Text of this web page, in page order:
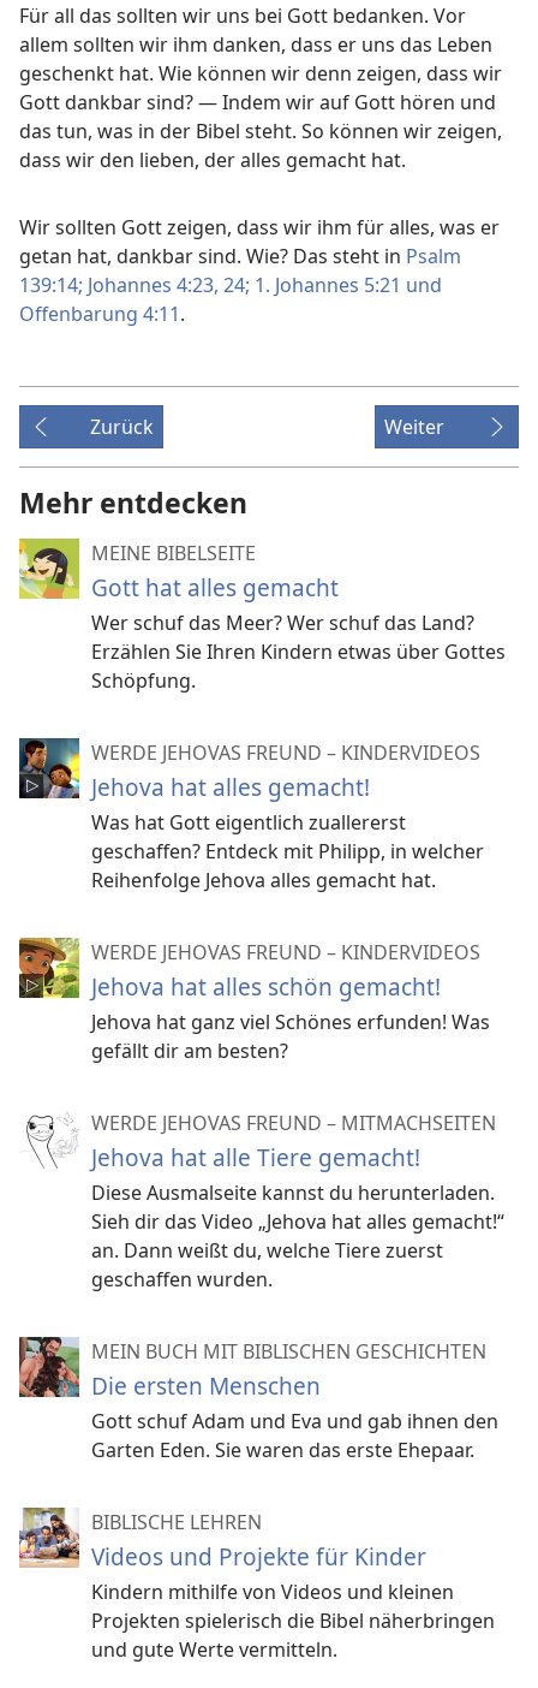
Für all das sollten wir uns bei Gott bedanken. Vor
allem sollten wir ihm danken, dass er uns das Leben
geschenkt hat. Wie können wir denn zeigen, dass wir
Gott dankbar sind? — Indem wir auf Gott hören und
das tun, was in der Bibel steht. So können wir zeigen,
dass wir den lieben, der alles gemacht hat.
Wir sollten Gott zeigen, dass wir ihm für alles, was er
getan hat, dankbar sind. Wie? Das steht in Psalm
139:14; Johannes 4:23, 24; 1. Johannes 5:21 und
Offenbarung 4:11.
Zurück Weiter
Mehr entdecken
MEINE BIBELSEITE
Gott hat alles gemacht
Wer schuf das Meer? Wer schuf das Land?
Erzählen Sie Ihren Kindern etwas über Gottes
Schöpfung.
WERDE JEHOVAS FREUND – KINDERVIDEOS
Jehova hat alles gemacht!
Was hat Gott eigentlich zuallererst
geschaffen? Entdeck mit Philipp, in welcher
Reihenfolge Jehova alles gemacht hat.
WERDE JEHOVAS FREUND – KINDERVIDEOS
Jehova hat alles schön gemacht!
Jehova hat ganz viel Schönes erfunden! Was
gefällt dir am besten?
WERDE JEHOVAS FREUND – MITMACHSEITEN
Jehova hat alle Tiere gemacht!
Diese Ausmalseite kannst du herunterladen.
Sieh dir das Video „Jehova hat alles gemacht!“
an. Dann weißt du, welche Tiere zuerst
geschaffen wurden.
MEIN BUCH MIT BIBLISCHEN GESCHICHTEN
Die ersten Menschen
Gott schuf Adam und Eva und gab ihnen den
Garten Eden. Sie waren das erste Ehepaar.
BIBLISCHE LEHREN
Videos und Projekte für Kinder
Kindern mithilfe von Videos und kleinen
Projekten spielerisch die Bibel näherbringen
und gute Werte vermitteln.